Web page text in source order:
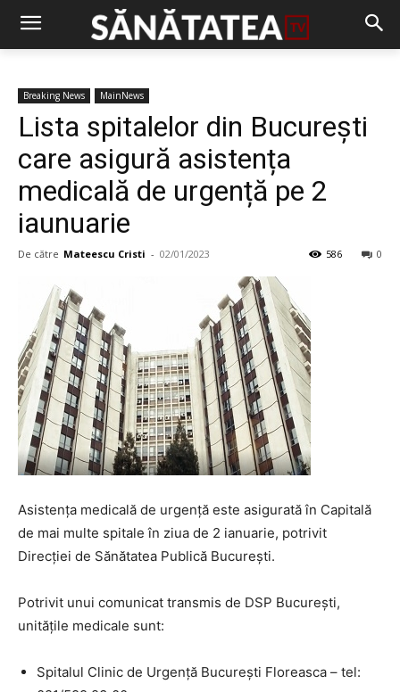
Breaking News MainNews
Lista spitalelor din București
care asigură asistența
medicală de urgență pe 2
iaunuarie
De către Mateescu Cristi - 02/01/2023 0
586
Asistența medicală de urgență este asigurată în Capitală
de mai multe spitale în ziua de 2 ianuarie, potrivit
Direcției de Sănătatea Publică București.
Potrivit unui comunicat transmis de DSP Bucureşti,
unităţile medicale sunt:
Spitalul Clinic de Urgenţă Bucureşti Floreasca – tel: